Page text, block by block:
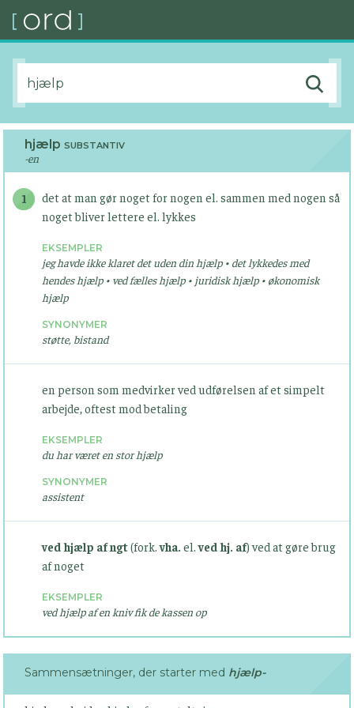
hjælp SUBSTANTIV
-en
1
det at man gør noget for nogen el. sammen med nogen så
noget bliver lettere el. lykkes
EKSEMPLER
jeg havde ikke klaret det uden din hjælp • det lykkedes med
hendes hjælp • ved fælles hjælp • juridisk hjælp • økonomisk
hjælp
SYNONYMER
støtte, bistand
en person som medvirker ved udførelsen af et simpelt
arbejde, oftest mod betaling
EKSEMPLER
du har været en stor hjælp
SYNONYMER
assistent
ved hjælp af ngt(fork.vha.el.ved hj. af) ved at gøre brug
af noget
EKSEMPLER
ved hjælp af en kniv fik de kassen op
Sammensætninger, der starter med hjælp-